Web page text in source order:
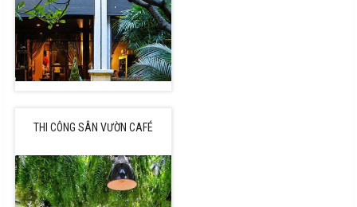
THI CÔNG SÂN VƯỜN CAFÉ